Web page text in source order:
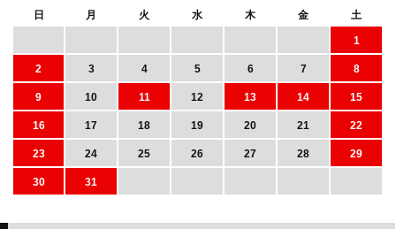
日 月 火 水 木 金
土
1
2
3 4 5 6 7
8
9
10 11 12 13 14
15
16
17 18 19 20 21
22
23
24 25 26 27 28
29
30
31